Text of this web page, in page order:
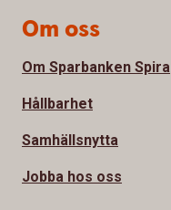
Om oss
Om Sparbanken Spira
Hållbarhet
Samhällsnytta
Jobba hos oss